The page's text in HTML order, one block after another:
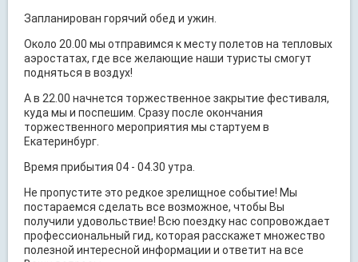
Запланирован горячий обед и ужин.
Около 20.00 мы отправимся к месту полетов на тепловых
аэростатах, где все желающие наши туристы смогут
подняться в воздух!
А в 22.00 начнется торжественное закрытие фестиваля,
куда мы и поспешим. Сразу после окончания
торжественного мероприятия мы стартуем в
Екатеринбург.
Время прибытия 04 - 04.30 утра.
Не пропустите это редкое зрелищное событие! Мы
постараемся сделать все возможное, чтобы Вы
получили удовольствие! Всю поездку нас сопровождает
профессиональный гид, которая расскажет множество
полезной интересной информации и ответит на все